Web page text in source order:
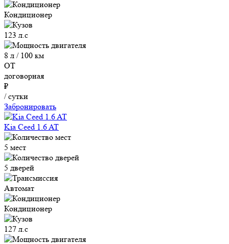
Кондиционер
123 л.с
8 л / 100 км
ОТ
договорная
₽
/ сутки
Забронировать
Kia Ceed 1.6 AT
5 мест
5 дверей
Автомат
Кондиционер
127 л.с